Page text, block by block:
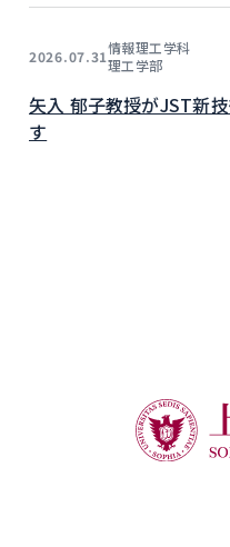
2026.07.31情報理工学科
理工学部
矢入 郁子教授がJST新
す